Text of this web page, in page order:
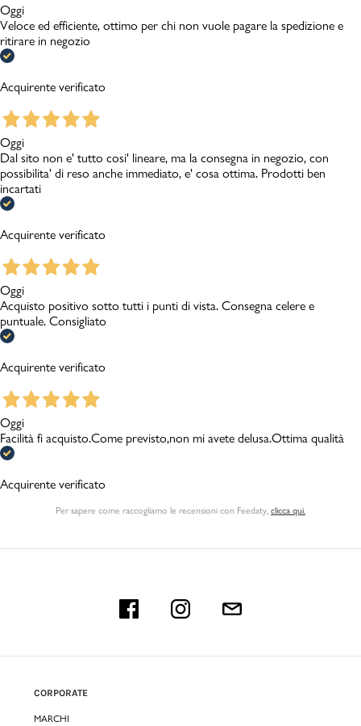
Oggi
Veloce ed efficiente, ottimo per chi non vuole pagare la spedizione e
ritirare in negozio
Acquirente verificato
Oggi
Dal sito non e' tutto cosi' lineare, ma la consegna in negozio, con
possibilita' di reso anche immediato, e' cosa ottima. Prodotti ben
incartati
Acquirente verificato
Oggi
Acquisto positivo sotto tutti i punti di vista. Consegna celere e
puntuale. Consigliato
Acquirente verificato
Oggi
Facilità fi acquisto.Come previsto,non mi avete delusa.Ottima qualità
Acquirente verificato
Per sapere come raccogliamo le recensioni con Feedaty, clicca qui.
CORPORATE
MARCHI